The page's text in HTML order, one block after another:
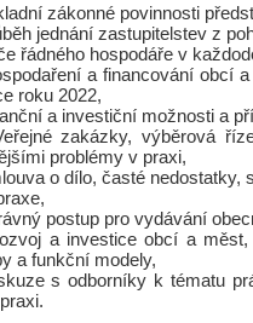
zákonné povinnosti
jednání zastupitelstev z
řádného hospodáře v
a financování obcí a
roku 2022,
a investiční možnosti a
zakázky, výběrová
problémy v praxi,
o dílo, časté nedostatky,
postup pro vydávání
a investice obcí a měst,
a funkční modely,
s odborníky k tématu